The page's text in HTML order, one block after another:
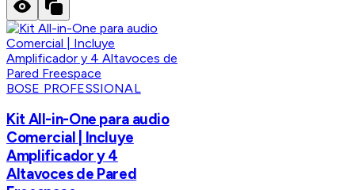
BOSE PROFESSIONAL
Kit All-in-One para audio
Comercial | Incluye
Amplificador y 4
Altavoces de Pared